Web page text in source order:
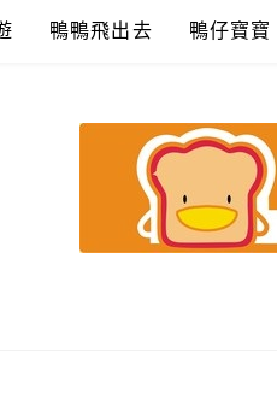
鴨鴨飛出去 鴨仔寶寶